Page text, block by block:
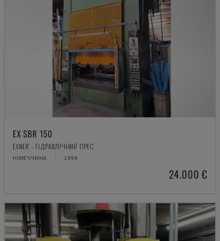
EX SBR 150
EXNER - ГІДРАВЛІЧНИЙ ПРЕС
НІМЕЧЧИНА 1994
24.000 €